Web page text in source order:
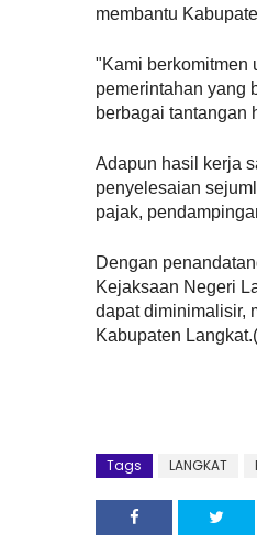
membantu
"Kami berkomitmen
pemerintahan yang
berbagai tantangan
Adapun hasil kerja
penyelesaian
pajak,
Dengan
Kejaksaan Negeri
dapat diminimalisir,
Kabupaten
Tags LANGKAT